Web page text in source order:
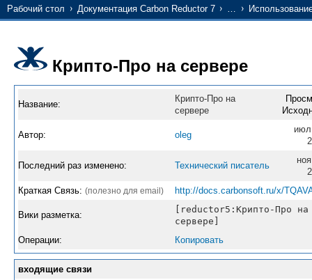
Рабочий стол Документация Carbon Reductor 7 …
Крипто-Про на сервере
Название:
Крипто-Про на
сервере
Автор: oleg
Последний раз изменено: Технический писатель
Краткая Связь: (полезно для email) http://docs.carbonsoft.ru/x/
Вики разметка:
[reductor5:Крипто-Про на
сервере]
Операции:
Копировать
входящие связи